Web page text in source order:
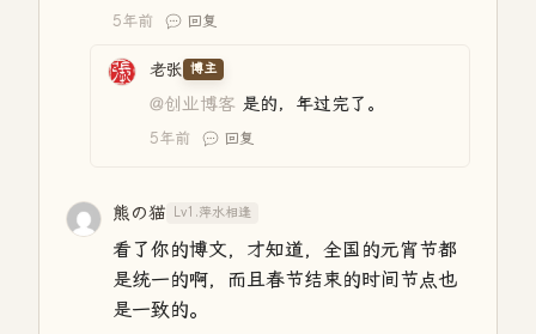
5年前 回复
老张 博主
@创业博客 是的，年过完了。
5年前 回复
熊の猫 Lv1.萍水相逢
看了你的博文，才知道，全国的元宵节都
是统一的啊，而且春节结束的时间节点也
是一致的。